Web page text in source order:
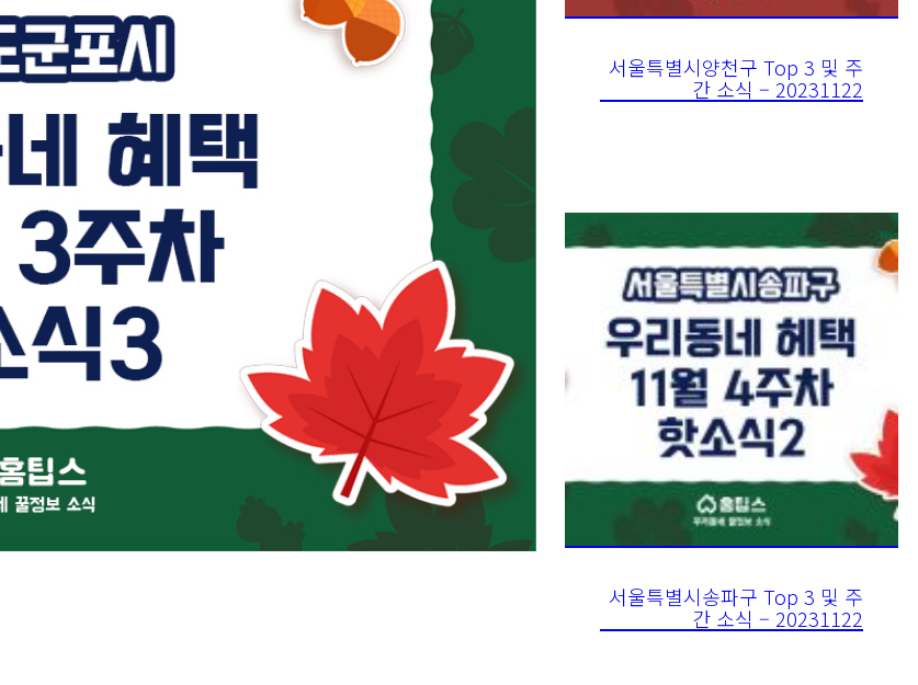
서울특별시양천구 Top 3 및 주
간 소식 – 20231122
서울특별시송파구 Top 3 및 주
간 소식 – 20231122